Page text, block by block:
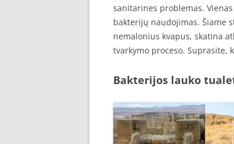
sanitarines problemas.
bakterijų naudojimas. Šiame
nemalonius kvapus, skatina
tvarkymo proceso. Suprasite,
Bakterijos lauko